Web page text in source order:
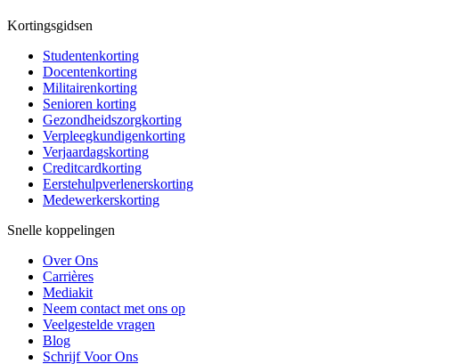
Kortingsgidsen
Studentenkorting
Docentenkorting
Militairenkorting
Senioren korting
Gezondheidszorgkorting
Verpleegkundigenkorting
Verjaardagskorting
Creditcardkorting
Eerstehulpverlenerskorting
Medewerkerskorting
Snelle koppelingen
Over Ons
Carrières
Mediakit
Neem contact met ons op
Veelgestelde vragen
Blog
Schrijf Voor Ons